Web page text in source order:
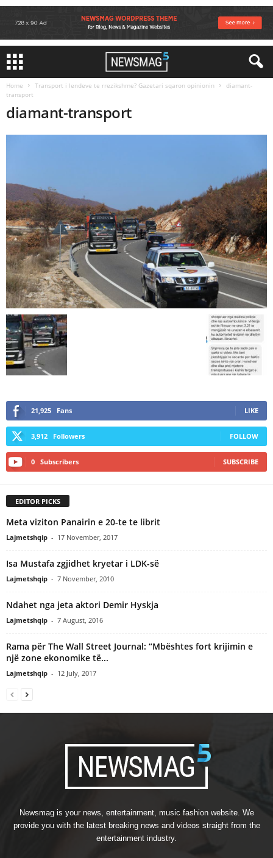
Home Transport i lendeve te rrezikshme? Gazetari sqaron opinionin
diamant-
transport
diamant-transport
21,925 Fans LIKE
3,912 Followers FOLLOW
0 Subscribers SUBSCRIBE
EDITOR PICKS
Meta viziton Panairin e 20-te te librit
Lajmetshqip - 17 November, 2017
Isa Mustafa zgjidhet kryetar i LDK-së
Lajmetshqip - 7 November, 2010
Ndahet nga jeta aktori Demir Hyskja
Lajmetshqip - 7 August, 2016
Rama për The Wall Street Journal: “Mbështes fort krijimin e
një zone ekonomike të...
Lajmetshqip - 12 July, 2017
Newsmag is your news, entertainment, music fashion website. We
provide you with the latest breaking news and videos straight from the
entertainment industry.